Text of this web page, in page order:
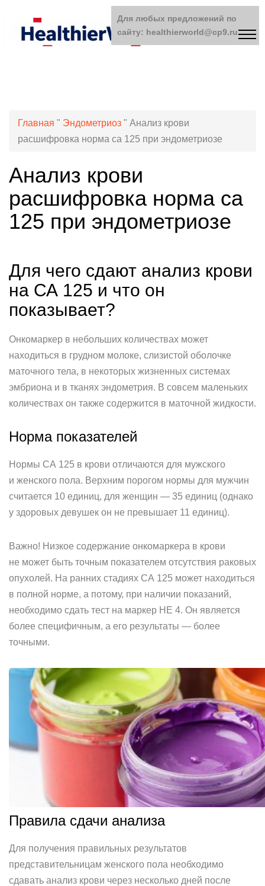
Главная " Эндометриоз " Анализ крови
расшифровка норма са 125 при эндометриозе
Анализ крови
расшифровка норма са
125 при эндометриозе
Для чего сдают анализ крови
на СА 125 и что он
показывает?
Онкомаркер в небольших количествах может
находиться в грудном молоке, слизистой оболочке
маточного тела, в некоторых жизненных системах
эмбриона и в тканях эндометрия. В совсем маленьких
количествах он также содержится в маточной жидкости.
Норма показателей
Нормы СА 125 в крови отличаются для мужского
и женского пола. Верхним порогом нормы для мужчин
считается 10 единиц, для женщин — 35 единиц (однако
у здоровых девушек он не превышает 11 единиц).
Важно! Низкое содержание онкомаркера в крови
не может быть точным показателем отсутствия раковых
опухолей. На ранних стадиях СА 125 может находиться
в полной норме, а потому, при наличии показаний,
необходимо сдать тест на маркер НЕ 4. Он является
более специфичным, а его результаты — более
точными.
Правила сдачи анализа
Для получения правильных результатов
представительницам женского пола необходимо
сдавать анализ крови через несколько дней после
Для любых предложений по
сайту: healthierworld@cp9.ru